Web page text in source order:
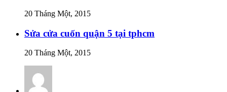
20 Tháng Một, 2015
Sửa cửa cuốn quận 5 tại tphcm
20 Tháng Một, 2015